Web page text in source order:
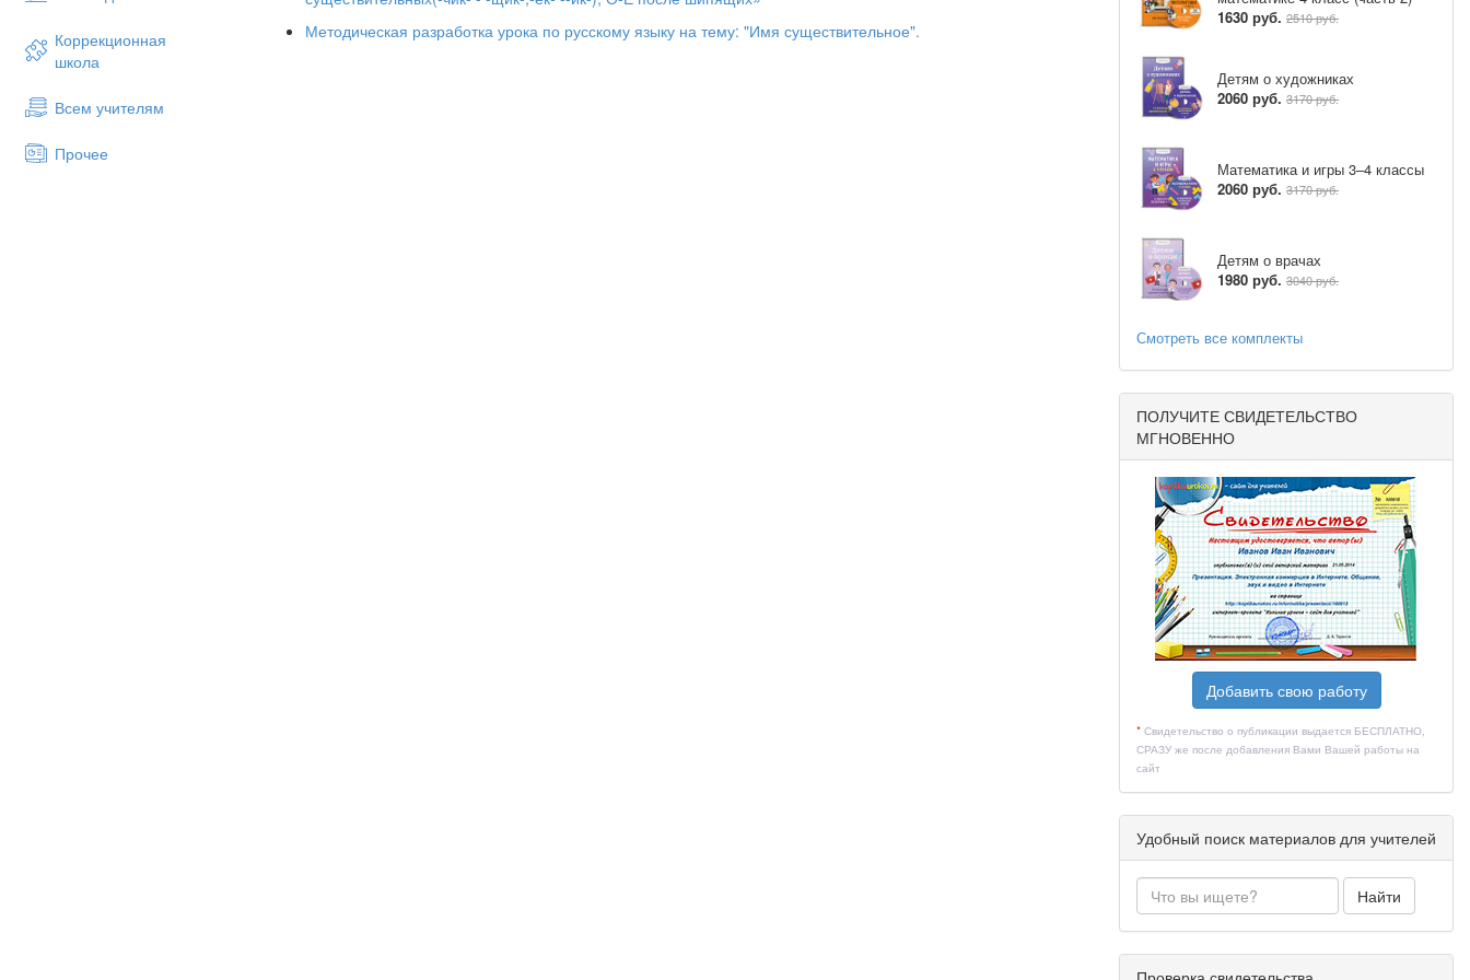
Коррекционная
школа
Всем учителям
Прочее
Девочки хлопают( по 1 разу на каждое слово) услышав одушевлённое имя сущ.; мальчики –
Методическая разработка урока по русскому языку на тему: "Имя существительное".
1630 руб. 2510 руб.
Детям о художниках
2060 руб. 3170 руб.
Математика и игры 3–4 классы
2060 руб. 3170 руб.
Детям о врачах
1980 руб. 3040 руб.
Смотреть все комплекты
ПОЛУЧИТЕ СВИДЕТЕЛЬСТВО
МГНОВЕННО
Добавить свою работу
* Свидетельство о публикации выдается БЕСПЛАТНО,
СРАЗУ же после добавления Вами Вашей работы на
сайт
Удобный поиск материалов для учителей
Найти